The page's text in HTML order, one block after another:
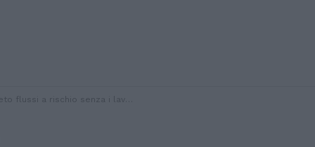
rischio senza i lavoratori somministrati: l’allarme della Uil e della UilPa